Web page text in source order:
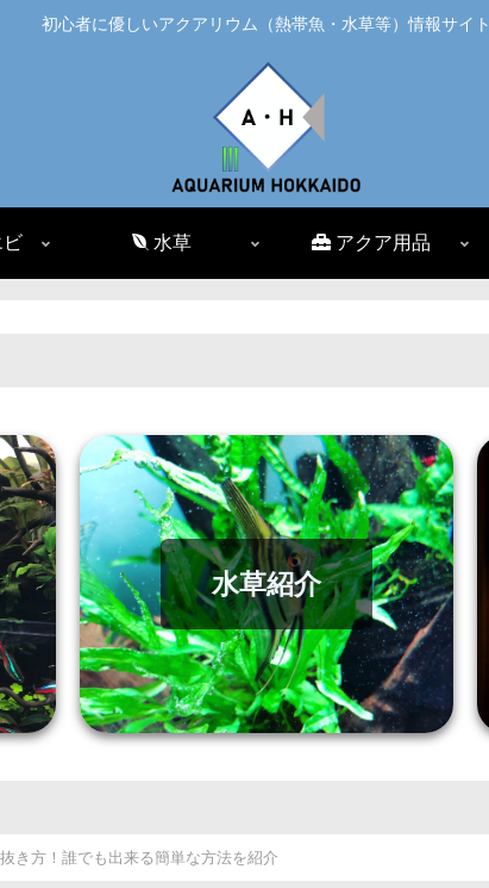
初心者に優しいアクアリウム（熱帯魚・水草等）情報サイト
水草 アクア用品
水草紹介
き方！誰でも出来る簡単な方法を紹介